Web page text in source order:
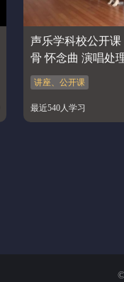
声乐学科校公开
骨 怀念曲 演唱处
讲座、公开课
最近540人学习